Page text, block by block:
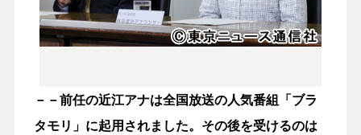
－－前任の近江アナは全国放送の人気番組「ブラ
タモリ」に起用されました。その後を受けるのは